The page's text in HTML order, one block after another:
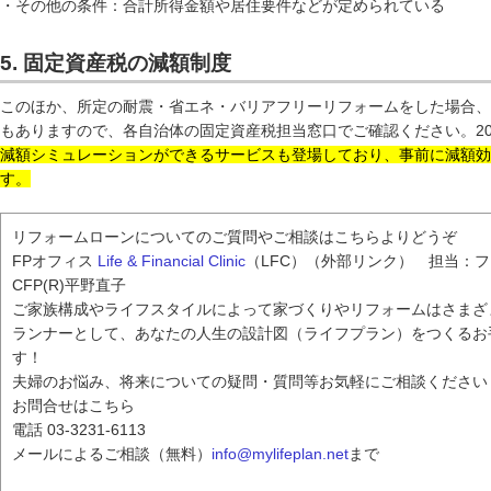
・その他の条件：合計所得金額や居住要件などが定められている
5. 固定資産税の減額制度
このほか、所定の耐震・省エネ・バリアフリーリフォームをした場合
もありますので、各自治体の固定資産税担当窓口でご確認ください。
減額シミュレーションができるサービスも登場しており、事前に減額
す。
リフォームローンについてのご質問やご相談はこちらよりどうぞ
FPオフィス Life & Financial Clinic （LFC）（外部リンク） 担当：
CFP(R)平野直子
ご家族構成やライフスタイルによって家づくりやリフォームはさま
ランナーとして、あなたの人生の設計図（ライフプラン）をつくる
す！
夫婦のお悩み、将来についての疑問・質問等お気軽にご相談ください
お問合せはこちら
電話 03-3231-6113
メールによるご相談（無料） info@mylifeplan.netまで